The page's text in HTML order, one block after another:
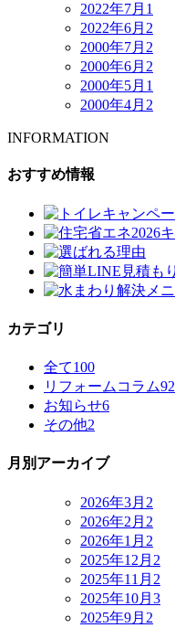
2022年7月 1
2022年6月 2
2000年7月 2
2000年6月 2
2000年5月 1
2000年4月 2
INFORMATION
おすすめ情報
カテゴリ
全て100
リフォームコラム92
お知らせ6
その他2
月別アーカイブ
2026年3月 2
2026年2月 2
2026年1月 2
2025年12月 2
2025年11月 2
2025年10月 3
2025年9月 2